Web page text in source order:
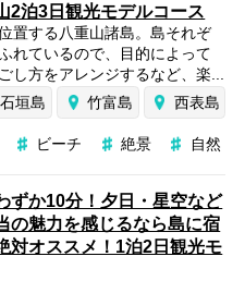
2泊3日観光モデルコース
置する八重山諸島。島それぞ
れているので、目的によって
し方をアレンジするなど、楽...
石垣島
竹富島 西表島
ビーチ 絶景 自然
ずか10分！夕日・星空など
の魅力を感じるなら島に宿
対オススメ！1泊2日観光モ